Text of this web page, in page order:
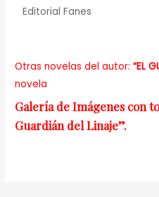
Editorial Fanes
Otras novelas del autor:“EL
novela
Galería de Imágenes con
Guardián del Linaje”.